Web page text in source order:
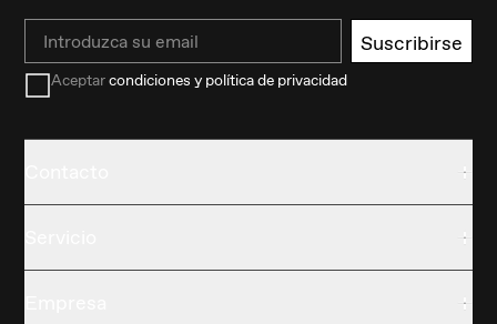
Email Suscribirse
Aceptarcondiciones y política de privacidad